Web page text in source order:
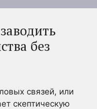
без
связей, или
скептическую